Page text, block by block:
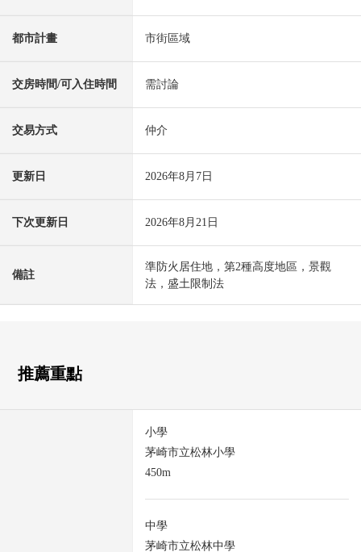
都市計畫 市街區域
交房時間/可入住時間 需討論
交易方式 仲介
更新日 2026年8月7日
下次更新日 2026年8月21日
備註
準防火居住地，第2種高度地區，景觀
法，盛土限制法
推薦重點
小學
茅崎市立松林小學
450m
中學
茅崎市立松林中學